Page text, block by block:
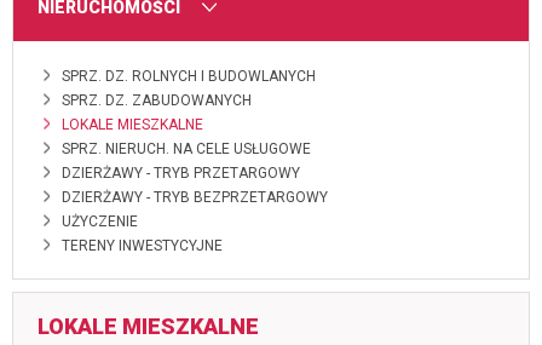
MENU
NIERUCHOMOŚCI
SPRZ. DZ. ROLNYCH I BUDOWLANYCH
SPRZ. DZ. ZABUDOWANYCH
LOKALE MIESZKALNE
SPRZ. NIERUCH. NA CELE USŁUGOWE
DZIERŻAWY - TRYB PRZETARGOWY
DZIERŻAWY - TRYB BEZPRZETARGOWY
UŻYCZENIE
TERENY INWESTYCYJNE
LOKALE MIESZKALNE